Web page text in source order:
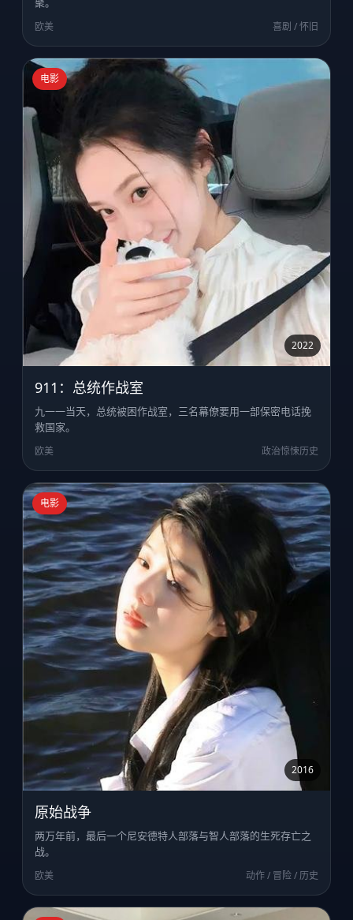
欧美 喜剧 / 怀旧
电影
2022
911：总统作战室
九一一当天，总统被困作战室，三名幕僚要用一部保密电话挽
救国家。
欧美 政治惊悚历史
电影
2016
原始战争
两万年前，最后一个尼安德特人部落与智人部落的生死存亡之
战。
欧美 动作 / 冒险 / 历史